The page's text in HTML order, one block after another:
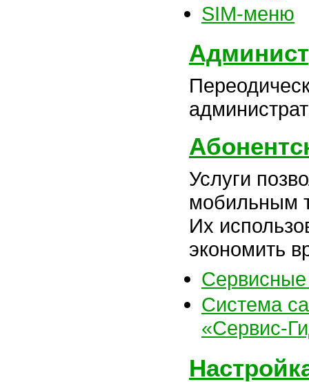
SIM-меню
Услуги
мобильным
Их
экономить
Сервисные
Система
«Сервис-